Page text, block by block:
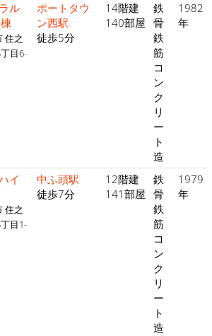
ル
住之
目6-
ポートタウ
ン西駅
徒歩5分
14階建
140部屋
鉄
骨
鉄
筋
コ
ン
ク
リ
ー
ト
造
1982
年
イ
住之
目1-
中ふ頭駅
徒歩7分
12階建
141部屋
鉄
骨
鉄
筋
コ
ン
ク
リ
ー
ト
造
1979
年